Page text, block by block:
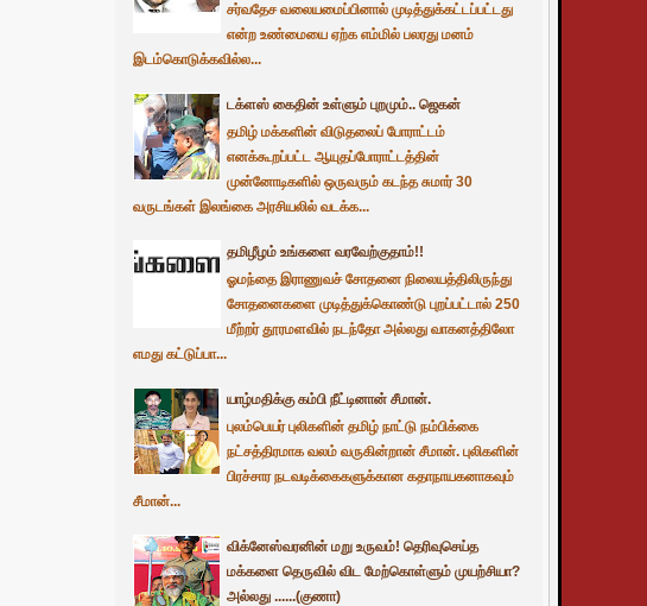
சர்வதேச வலையமைப்பினால் முடித்துக்கட்டப்பட்டது
என்ற உண்மையை ஏற்க எம்மில் பலரது மனம்
இடம்கொடுக்கவில்ல...
டக்ளஸ் கைதின் உள்ளும் புறமும்.. ஜெகன்
தமிழ் மக்களின் விடுதலைப் போராட்டம்
எனக்கூறப்பட்ட ஆயுதப்போராட்டத்தின்
முன்னோடிகளில் ஒருவரும் கடந்த சுமார் 30
வருடங்கள் இலங்கை அரசியலில் வடக்க...
தமிழீழம் உங்களை வரவேற்குதாம்!!
ஓமந்தை இராணுவச் சோதனை நிலையத்திலிருந்து
சோதனைகளை முடித்துக்கொண்டு புறப்பட்டால் 250
மீற்றர் தூரமளவில் நடந்தோ அல்லது வாகனத்திலோ
எமது கட்டுப்பா...
யாழ்மதிக்கு கம்பி நீட்டினான் சீமான்.
புலம்பெயர் புலிகளின் தமிழ் நாட்டு நம்பிக்கை
நட்சத்திரமாக வலம் வருகின்றான் சீமான். புலிகளின்
பிரச்சார நடவடிக்கைகளுக்கான கதாநாயகனாகவும்
சீமான்...
விக்னேஸ்வரனின் மறு உருவம்! தெரிவுசெய்த
மக்களை தெருவில் விட மேற்கொள்ளும் முயற்சியா?
அல்லது ......(குணா)